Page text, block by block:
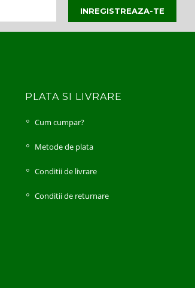
PLATA SI LIVRARE
Cum cumpar?
Metode de plata
Conditii de livrare
Conditii de returnare